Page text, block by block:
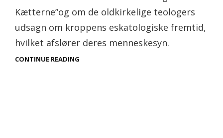
Kætterne”og om de oldkirkelige teologers
udsagn om kroppens eskatologiske fremtid,
hvilket afslører deres menneskesyn.
CONTINUE READING